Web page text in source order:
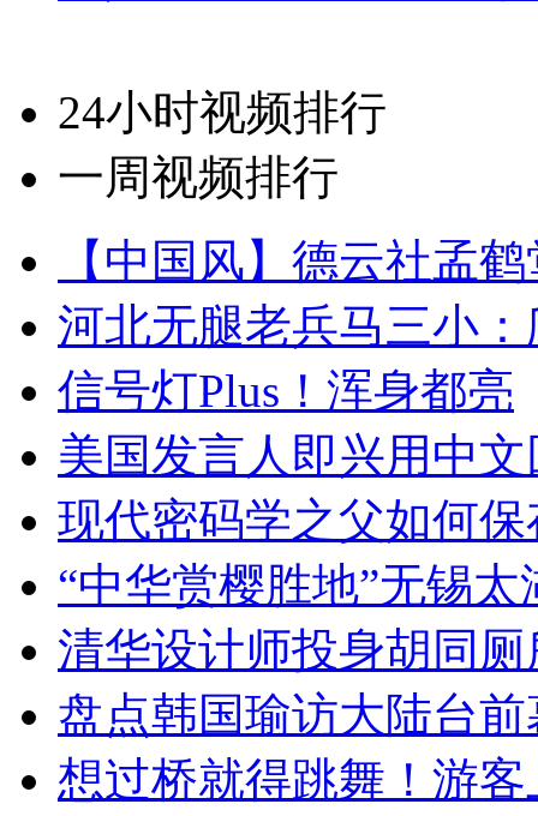
24小时视频排行
一周视频排行
【中国风】德云社孟
河北无腿老兵马三小
信号灯Plus！浑身都亮
美国发言人即兴用中
现代密码学之父如何
“中华赏樱胜地”无锡
清华设计师投身胡同
盘点韩国瑜访大陆台
想过桥就得跳舞！游客